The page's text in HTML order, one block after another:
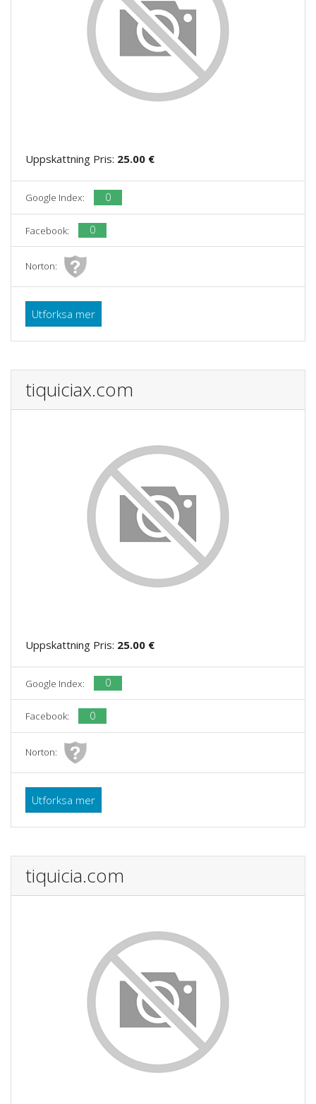
Uppskattning Pris: 25.00 €
Google Index: 0
Facebook: 0
Norton:
Utforksa mer
tiquiciax.com
Uppskattning Pris: 25.00 €
Google Index: 0
Facebook: 0
Norton:
Utforksa mer
tiquicia.com